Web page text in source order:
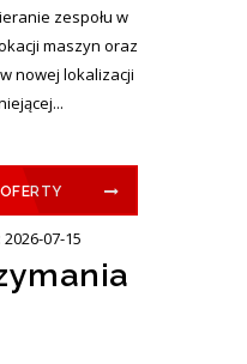
zespołu w
maszyn oraz
nowej lokalizacji
2026-07-15